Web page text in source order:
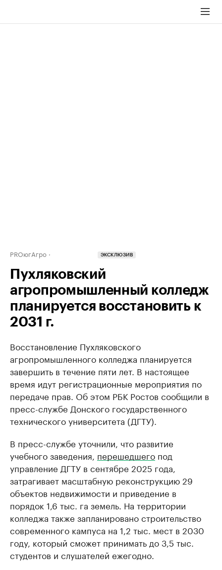
PROюгАгро ЭКСКЛЮЗИВ
Пухляковский
агропромышленный колледж
планируется восстановить к
2031 г.
Восстановление Пухляковского
агропромышленного колледжа планируется
завершить в течение пяти лет. В настоящее
время идут регистрационные мероприятия по
передаче прав. Об этом РБК Ростов сообщили в
пресс-службе Донского государственного
технического университета (ДГТУ).
В пресс-службе уточнили, что развитие
учебного заведения, перешедшего под
управление ДГТУ в сентябре 2025 года,
затрагивает масштабную реконструкцию 29
объектов недвижимости и приведение в
порядок 1,6 тыс. га земель. На территории
колледжа также запланировано строительство
современного кампуса на 1,2 тыс. мест в 2030
году, который сможет принимать до 3,5 тыс.
студентов и слушателей ежегодно.